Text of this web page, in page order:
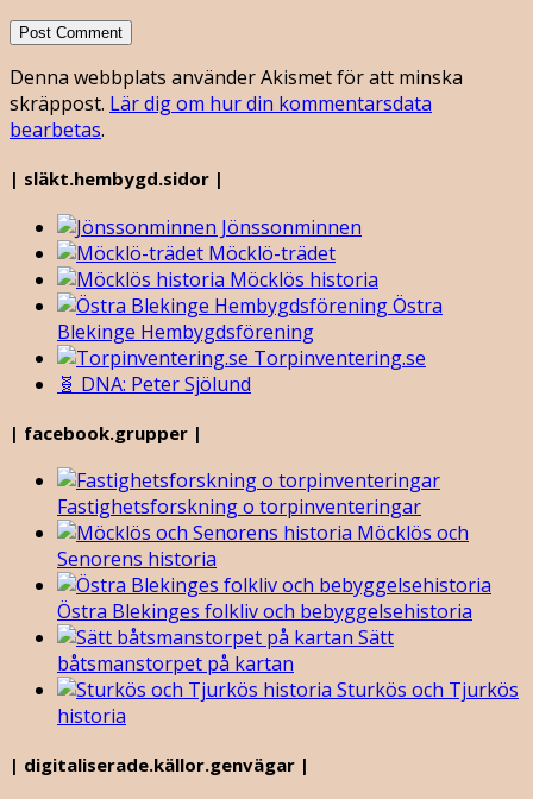
Denna webbplats använder Akismet för att minska
skräppost. Lär dig om hur din kommentarsdata
bearbetas.
| släkt.hembygd.sidor |
Jönssonminnen
Möcklö-trädet
Möcklös historia
Östra
Blekinge Hembygdsförening
Torpinventering.se
🧬 DNA: Peter Sjölund
| facebook.grupper |
Fastighetsforskning o torpinventeringar
Möcklös och
Senorens historia
Östra Blekinges folkliv och bebyggelsehistoria
Sätt
båtsmanstorpet på kartan
Sturkös och Tjurkös
historia
| digitaliserade.källor.genvägar |